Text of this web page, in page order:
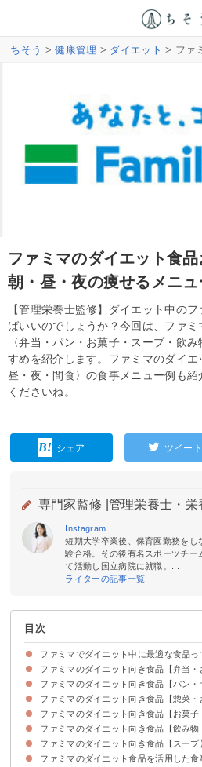
ちそう >健康管理 > ダイエット > ファ
ファミマのダイエット食品
朝・昼・夜の痩せるメニュ
【管理栄養士監修】ダイエット中の
ばいいのでしょうか？今回は、ファ
〈弁当・パン・お菓子・スープ・飲
すめを紹介します。ファミマのダイエ
昼・夜・間食〉の食事メニュー例も紹
くださいね。
シェア ツイート
専門家監修 | 管理栄養士・栄
Instagram
短期大学卒業後、保育園勤務を
験合格。その後有名スポーツチー
て活動し国立病院に就職。...
ライターの記事一覧
目次
ファミマでダイエット中に最適な食品っ
ダイエット中にファミマでご飯を買う際
ファミマのダイエット向き食品【弁当・
①スーパー大麦シリーズ
②濃厚スープ 鶏白湯ラーメン
③塩麹仕立てのさばほぐしごはん（スー
ファミマのダイエット向き食品【パン・
①全粒粉サンドシリーズ
②ピザサンド バターチキンカレー
③ラップスティック サラダチキンと根菜
ファミマのダイエット向き食品【惣菜・
①RIZAPサラダチキンバーシリーズ
②グリルチキンシリーズ
③海鮮スティックシリーズ
④うずら燻製
⑤鶏のねぎ塩焼き
⑥ファミチキヘルシー（胸肉）
ファミマのダイエット向き食品【お菓子
①RIZAPシリーズ
②5種ミックスナッツ＆フルーツ
③感豆腐 大豆のプリンシリーズ
ファミマのダイエット向き食品【飲み物
①バターコーヒーシリーズ
②グリーンスムージー
③のむヨーグルト カロリー糖類オフ
ファミマのダイエット向き食品【スープ
①スタミナにんにく醤油野菜スープ
②たっぷり野菜の味噌汁フリーズドライ
ファミマのダイエット食品を活用した食